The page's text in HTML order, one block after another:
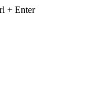
+ Enter